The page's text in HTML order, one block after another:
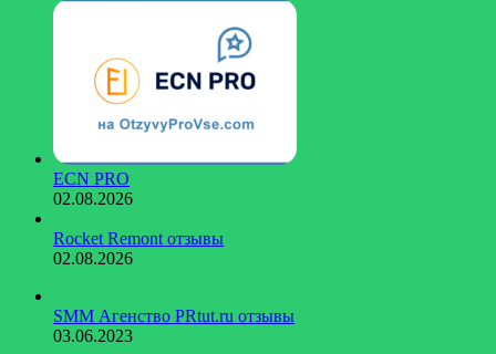
ECN PRO
02.08.2026
Rocket Remont отзывы
02.08.2026
SMM Агенство PRtut.ru отзывы
03.06.2023